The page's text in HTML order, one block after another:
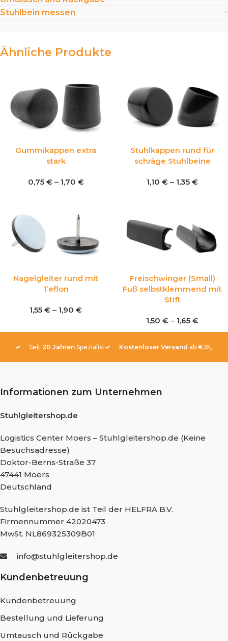
Stuhlbein messen
Ähnliche Produkte
Gummikappen extra
stark
0,75 € – 1,70 €
Stuhlkappen rund für
schräge Stuhlbeine
1,10 € – 1,35 €
Nagelgleiter rund mit
Teflon
1,55 € – 1,90 €
Freischwinger (Small)
Fuß selbstklemmend mit
Stift
1,50 € – 1,65 €
Seit 20 Jahren Spezialist Kostenloser Versand ab €35,-
Informationen zum Unternehmen
Stuhlgleitershop.de
Logistics Center Moers – Stuhlgleitershop.de (Keine
Besuchsadresse)
Doktor-Berns-Straße 37
47441 Moers
Deutschland
Stuhlgleitershop.de ist Teil der HELFRA B.V.
Firmennummer 42020473
MwSt. NL869325309B01
info@stuhlgleitershop.de
Kundenbetreuung
Kundenbetreuung
Bestellung und Lieferung
Umtausch und Rückgabe